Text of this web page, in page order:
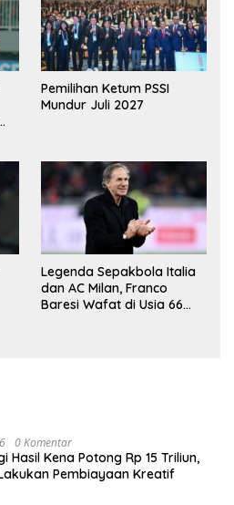
Pemilihan Ketum PSSI
Mundur Juli 2027
Legenda Sepakbola Italia
dan AC Milan, Franco
Baresi Wafat di Usia 66
0 Komentar
Hasil Kena Potong Rp 15 Triliun,
Pembiayaan Kreatif